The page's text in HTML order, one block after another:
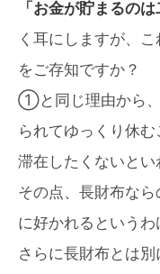
「お金が貯まるの
く耳にしますが、
をご存知ですか？
①と同じ理由から、
られてゆっくり休
滞在したくないとい
その点、長財布な
に好かれるというわ
さらに長財布とは